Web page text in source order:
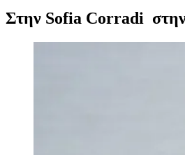
Στην Sofia Corradi